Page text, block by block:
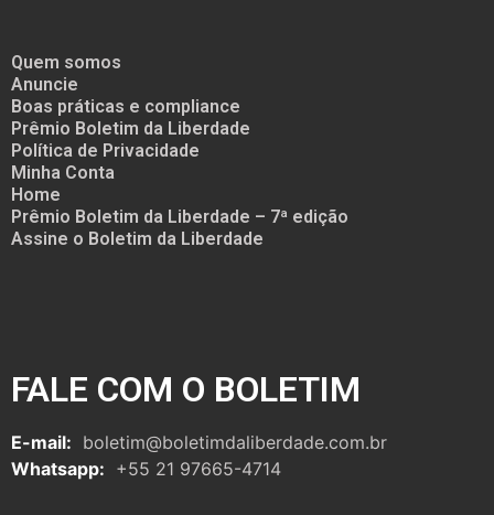
Quem somos
Anuncie
Boas práticas e compliance
Prêmio Boletim da Liberdade
Política de Privacidade
Minha Conta
Home
Prêmio Boletim da Liberdade – 7ª edição
Assine o Boletim da Liberdade
FALE COM O BOLETIM
E-mail: boletim@boletimdaliberdade.com.br
Whatsapp: +55 21 97665-4714